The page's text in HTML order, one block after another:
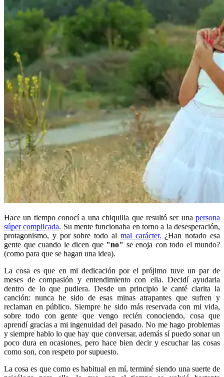
Hace un tiempo conocí a una chiquilla que resultó ser una persona
súper complicada. Su mente funcionaba en torno a la desesperación,
protagonismo, y por sobre todo al mal carácter. ¿Han notado esa
gente que cuando le dicen que"no" se enoja con todo el mundo?
(como para que se hagan una idea).
La cosa es que en mi dedicación por el prójimo tuve un par de
meses de compasión y entendimiento con ella. Decidí ayudarla
dentro de lo que pudiera. Desde un principio le canté clarita la
canción: nunca he sido de esas minas atrapantes que sufren y
reclaman en público. Siempre he sido más reservada con mi vida,
sobre todo con gente que vengo recién conociendo, cosa que
aprendí gracias a mi ingenuidad del pasado. No me hago problemas
y siempre hablo lo que hay que conversar, además sí puedo sonar un
poco dura en ocasiones, pero hace bien decir y escuchar las cosas
como son, con respeto por supuesto.
La cosa es que como es habitual en mí, terminé siendo una suerte de